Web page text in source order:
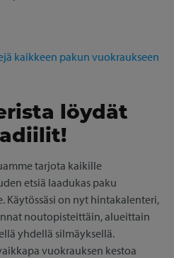
kaikkeen pakun vuokraukseen
löydät
tarjota kaikille
etsiä laadukas paku
Käytössäsi on nyt hintakalenteri,
noutopisteittäin, alueittain
yhdellä silmäyksellä.
vuokrauksen kestoa